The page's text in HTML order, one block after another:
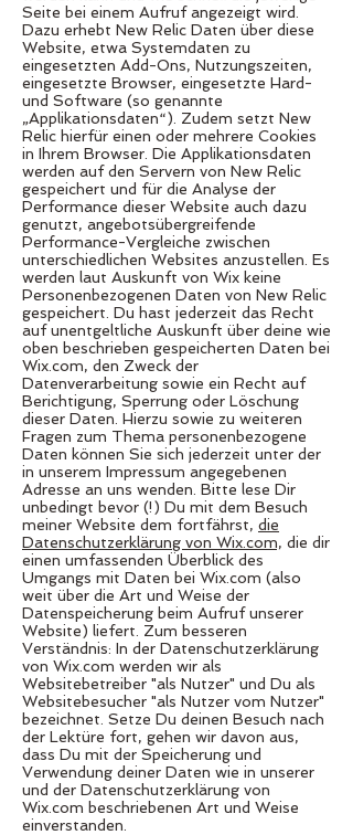
Seite bei einem Aufruf angezeigt wird.
Dazu erhebt New Relic Daten über diese
Website, etwa Systemdaten zu
eingesetzten Add-Ons, Nutzungszeiten,
eingesetzte Browser, eingesetzte Hard-
und Software (so genannte
„Applikationsdaten“). Zudem setzt New
Relic hierfür einen oder mehrere Cookies
in Ihrem Browser. Die Applikationsdaten
werden auf den Servern von New Relic
gespeichert und für die Analyse der
Performance dieser Website auch dazu
genutzt, angebotsübergreifende
Performance-Vergleiche zwischen
unterschiedlichen Websites anzustellen. Es
werden laut Auskunft von Wix keine
Personenbezogenen Daten von New Relic
gespeichert. Du hast jederzeit das Recht
auf unentgeltliche Auskunft über deine wie
oben beschrieben gespeicherten Daten bei
Wix.com, den Zweck der
Datenverarbeitung sowie ein Recht auf
Berichtigung, Sperrung oder Löschung
dieser Daten. Hierzu sowie zu weiteren
Fragen zum Thema personenbezogene
Daten können Sie sich jederzeit unter der
in unserem Impressum angegebenen
Adresse an uns wenden. Bitte lese Dir
unbedingt bevor (!) Du mit dem Besuch
meiner Website dem fortfährst, die
Datenschutzerklärung von Wix.com, die dir
einen umfassenden Überblick des
Umgangs mit Daten bei Wix.com (also
weit über die Art und Weise der
Datenspeicherung beim Aufruf unserer
Website) liefert. Zum besseren
Verständnis: In der Datenschutzerklärung
von Wix.com werden wir als
Websitebetreiber "als Nutzer" und Du als
Websitebesucher "als Nutzer vom Nutzer"
bezeichnet. Setze Du deinen Besuch nach
der Lektüre fort, gehen wir davon aus,
dass Du mit der Speicherung und
Verwendung deiner Daten wie in unserer
und der Datenschutzerklärung von
Wix.com beschriebenen Art und Weise
einverstanden.